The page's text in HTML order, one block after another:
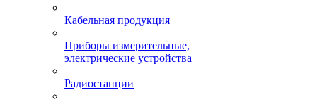
Кабельная продукция
Приборы измерительные,
электрические устройства
Радиостанции